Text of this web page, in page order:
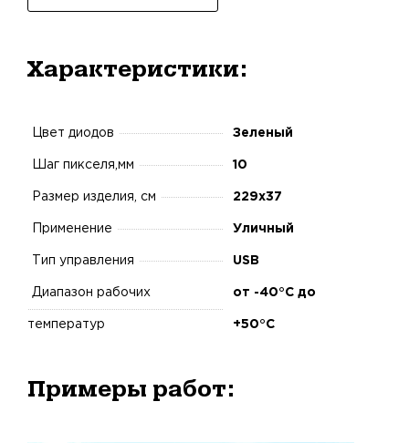
Характеристики:
Цвет диодов Зеленый
Шаг пикселя,мм 10
Размер изделия, см 229х37
Применение Уличный
Тип управления USB
Диапазон рабочих
температур
от -40°C до
+50°C
Примеры работ: